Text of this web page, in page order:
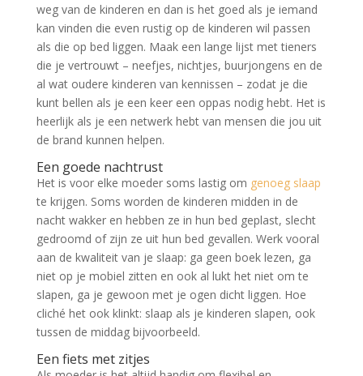
weg van de kinderen en dan is het goed als je iemand
kan vinden die even rustig op de kinderen wil passen
als die op bed liggen. Maak een lange lijst met tieners
die je vertrouwt – neefjes, nichtjes, buurjongens en de
al wat oudere kinderen van kennissen – zodat je die
kunt bellen als je een keer een oppas nodig hebt. Het is
heerlijk als je een netwerk hebt van mensen die jou uit
de brand kunnen helpen.
Een goede nachtrust
Het is voor elke moeder soms lastig om genoeg slaap
te krijgen. Soms worden de kinderen midden in de
nacht wakker en hebben ze in hun bed geplast, slecht
gedroomd of zijn ze uit hun bed gevallen. Werk vooral
aan de kwaliteit van je slaap: ga geen boek lezen, ga
niet op je mobiel zitten en ook al lukt het niet om te
slapen, ga je gewoon met je ogen dicht liggen. Hoe
cliché het ook klinkt: slaap als je kinderen slapen, ook
tussen de middag bijvoorbeeld.
Een fiets met zitjes